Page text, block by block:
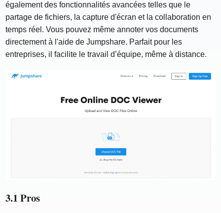
également des fonctionnalités avancées telles que le
partage de fichiers, la capture d'écran et la collaboration en
temps réel. Vous pouvez même annoter vos documents
directement à l'aide de Jumpshare. Parfait pour les
entreprises, il facilite le travail d’équipe, même à distance.
3.1 Pros